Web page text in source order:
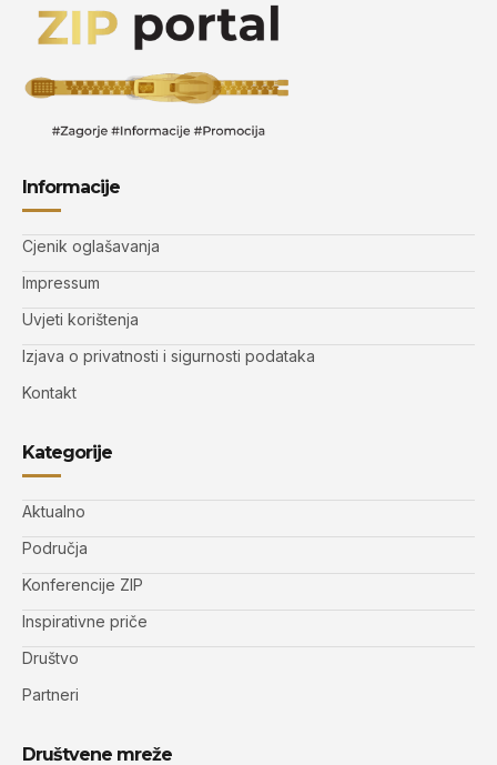
Informacije
Cjenik oglašavanja
Impressum
Uvjeti korištenja
Izjava o privatnosti i sigurnosti podataka
Kontakt
Kategorije
Aktualno
Područja
Konferencije ZIP
Inspirativne priče
Društvo
Partneri
Društvene mreže